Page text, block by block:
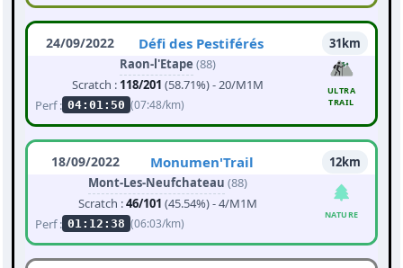
24/09/2022 Défi des Pestiférés
31km
Raon-l'Etape (88)
Scratch : 118/201 (58.71%) - 20/M1M
Perf : 04:01:50 (07:48/km)
ULTRA
TRAIL
18/09/2022 Monumen'Trail
12km
Mont-Les-Neufchateau (88)
Scratch :46/101 (45.54%) - 4/M1M
Perf : 01:12:38 (06:03/km)
NATURE